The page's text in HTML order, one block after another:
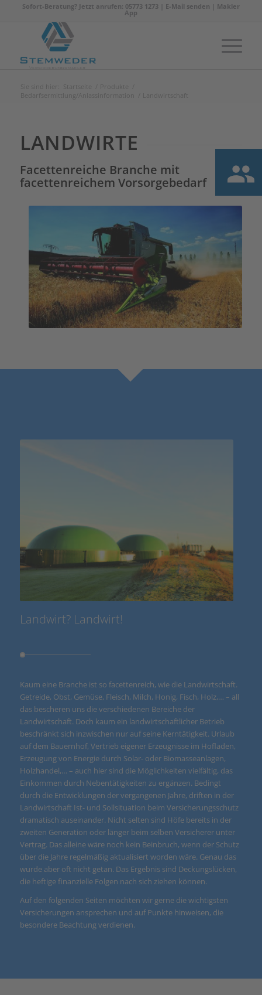
Sofort-Beratung? Jetzt anrufen: 05773 1273 | E-Mail senden Makler
App
Sie sind hier: Startseite Produkte
Bedarfsermittlung/Anlassinformation
Landwirtschaft
LANDWIRTE
Facettenreiche Branche mit
facettenreichem Vorsorgebedarf
Landwirt? Landwirt!
Kaum eine Branche ist so facettenreich, wie die Landwirtschaft.
Getreide, Obst, Gemüse, Fleisch, Milch, Honig, Fisch, Holz,… – all
das bescheren uns die verschiedenen Bereiche der
Landwirtschaft. Doch kaum ein landwirtschaftlicher Betrieb
beschränkt sich inzwischen nur auf seine Kerntätigkeit. Urlaub
auf dem Bauernhof, Vertrieb eigener Erzeugnisse im Hofladen,
Erzeugung von Energie durch Solar- oder Biomasseanlagen,
Holzhandel,… – auch hier sind die Möglichkeiten vielfältig, das
Einkommen durch Nebentätigkeiten zu ergänzen. Bedingt
durch die Entwicklungen der vergangenen Jahre, driften in der
Landwirtschaft Ist- und Sollsituation beim Versicherungsschutz
dramatisch auseinander. Nicht selten sind Höfe bereits in der
zweiten Generation oder länger beim selben Versicherer unter
Vertrag. Das alleine wäre noch kein Beinbruch, wenn der Schutz
über die Jahre regelmäßig aktualisiert worden wäre. Genau das
wurde aber oft nicht getan. Das Ergebnis sind Deckungslücken,
die heftige finanzielle Folgen nach sich ziehen können.
Auf den folgenden Seiten möchten wir gerne die wichtigsten
Versicherungen ansprechen und auf Punkte hinweisen, die
besondere Beachtung verdienen.